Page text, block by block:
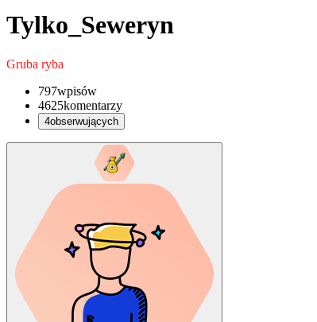
Tylko_Seweryn
Gruba ryba
797wpisów
4625komentarzy
4obserwujących